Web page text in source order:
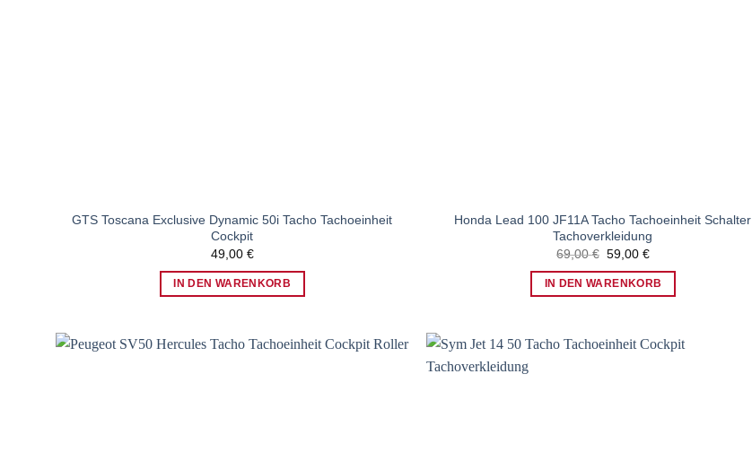
GTS Toscana Exclusive Dynamic 50i Tacho Tachoeinheit
Cockpit
49,00 €
IN DEN WARENKORB
Honda Lead 100 JF11A Tacho Tachoeinheit Schalter
Tachoverkleidung
69,00€ Ursprünglicher
war:
69,00 €
59,00€Aktueller
ist:
59,00 €.
IN DEN WARENKORB